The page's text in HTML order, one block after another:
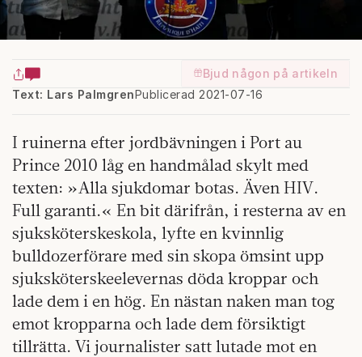
Bjud någon på artikeln
Text: Lars PalmgrenPublicerad 2021-07-16
I ruinerna efter jordbävningen i Port au
Prince 2010 låg en handmålad skylt med
texten: »Alla sjukdomar botas. Även HIV.
Full garanti.« En bit därifrån, i resterna av en
sjuksköterskeskola, lyfte en kvinnlig
bulldozerförare med sin skopa ömsint upp
sjuksköterskeelevernas döda kroppar och
lade dem i en hög. En nästan naken man tog
emot kropparna och lade dem försiktigt
tillrätta. Vi journalister satt lutade mot en